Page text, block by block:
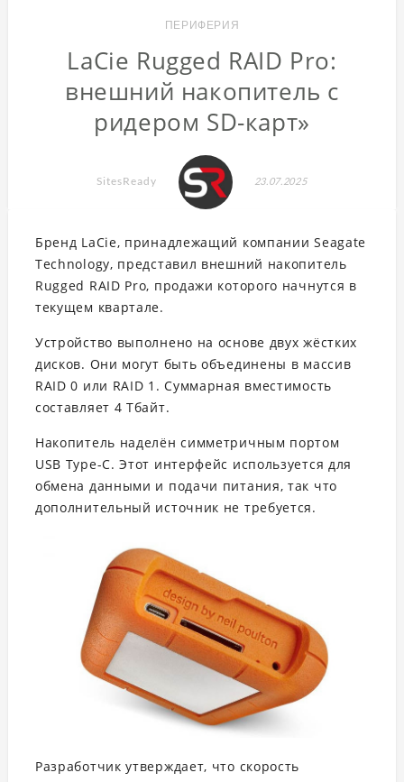
ПЕРИФЕРИЯ
LaCie Rugged RAID Pro:
внешний накопитель с
ридером SD-карт»
SitesReady 23.07.2025
Бренд LaCie, принадлежащий компании Seagate
Technology, представил внешний накопитель
Rugged RAID Pro, продажи которого начнутся в
текущем квартале.
Устройство выполнено на основе двух жёстких
дисков. Они могут быть объединены в массив
RAID 0 или RAID 1. Суммарная вместимость
составляет 4 Тбайт.
Накопитель наделён симметричным портом
USB Type-C. Этот интерфейс используется для
обмена данными и подачи питания, так что
дополнительный источник не требуется.
Разработчик утверждает, что скорость